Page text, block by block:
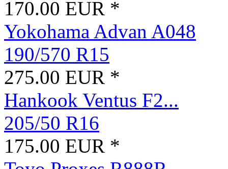
170.00 EUR *
Yokohama Advan A048
190/570 R15
275.00 EUR *
Hankook Ventus F2...
205/50 R16
175.00 EUR *